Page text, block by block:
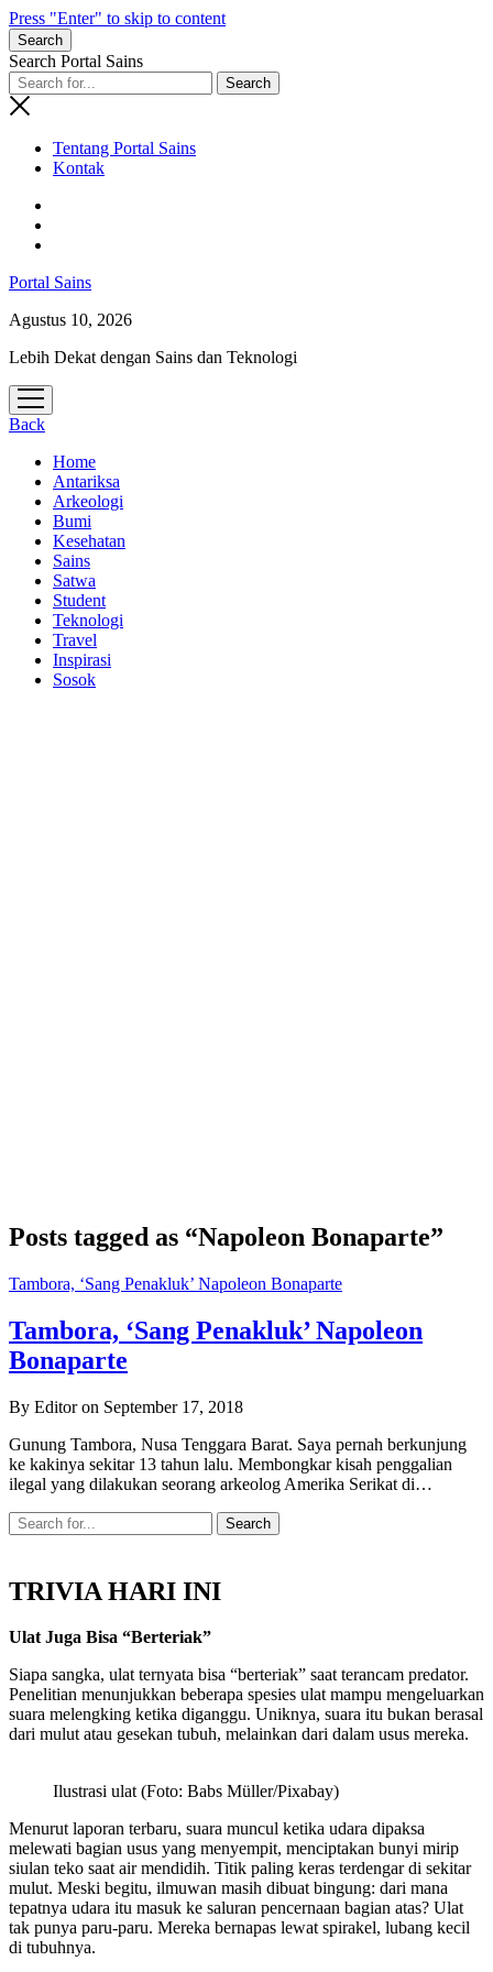
Press "Enter" to skip to content
Search
Search Portal Sains
Tentang Portal Sains
Kontak
Portal Sains
Agustus 10, 2026
Lebih Dekat dengan Sains dan Teknologi
open
menu
Back
Home
Antariksa
Arkeologi
Bumi
Kesehatan
Sains
Satwa
Student
Teknologi
Travel
Inspirasi
Sosok
Posts tagged as “Napoleon Bonaparte”
Tambora, ‘Sang Penakluk’ Napoleon Bonaparte
Tambora, ‘Sang Penakluk’ Napoleon
Bonaparte
By Editor on September 17, 2018
Gunung Tambora, Nusa Tenggara Barat. Saya pernah berkunjung
ke kakinya sekitar 13 tahun lalu. Membongkar kisah penggalian
ilegal yang dilakukan seorang arkeolog Amerika Serikat di…
TRIVIA HARI INI
Ulat Juga Bisa “Berteriak”
Siapa sangka, ulat ternyata bisa “berteriak” saat terancam predator.
Penelitian menunjukkan beberapa spesies ulat mampu mengeluarkan
suara melengking ketika diganggu. Uniknya, suara itu bukan berasal
dari mulut atau gesekan tubuh, melainkan dari dalam usus mereka.
Ilustrasi ulat (Foto: Babs Müller/Pixabay)
Menurut laporan terbaru, suara muncul ketika udara dipaksa
melewati bagian usus yang menyempit, menciptakan bunyi mirip
siulan teko saat air mendidih. Titik paling keras terdengar di sekitar
mulut. Meski begitu, ilmuwan masih dibuat bingung: dari mana
tepatnya udara itu masuk ke saluran pencernaan bagian atas? Ulat
tak punya paru-paru. Mereka bernapas lewat spirakel, lubang kecil
di tubuhnya.